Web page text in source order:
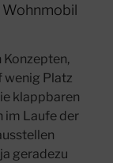
Konzepten,
wenig Platz
klappbaren
im Laufe der
geradezu